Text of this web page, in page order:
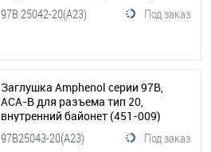
Под заказ
97B 25042-20(А23)
Заглушка Amphenol серии 97B,
АСА-B для разъема тип 20,
внутренний байонет (451-009)
Под заказ
97B25043-20(А23)